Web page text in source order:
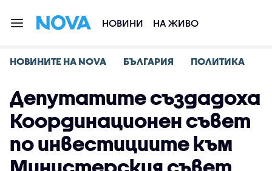
НОВИНИ НА ЖИВО
НОВИНИТЕ НА NOVA БЪЛГАРИЯ ПОЛИТИКА
Депутатите създадоха
Координационен съвет
по инвестициите към
Министерския съвет